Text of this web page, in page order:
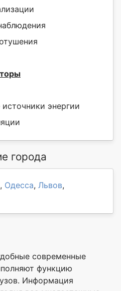
энергии
города
, Одесса, Львов,
современные
функцию
Информация